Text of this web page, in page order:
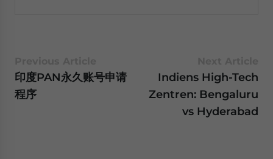
印度PAN永久账号申请
程序
Indiens High-Tech
Zentren: Bengaluru
vs Hyderabad